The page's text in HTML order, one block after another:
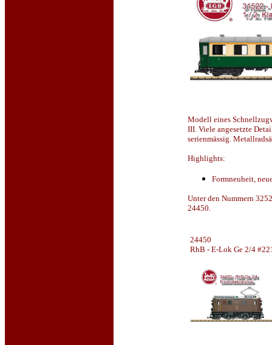
Modell eines
III. Viele angesetzte
serienmässig.
Highlights:
Formneuheit,
Unter den Nummern
24450.
24450
RhB - E-Lok Ge 2/4